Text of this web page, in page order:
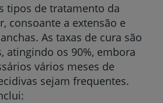
tipos de tratamento da
consoante a extensão e
As taxas de cura são
atingindo os 90%, embora
vários meses de
sejam frequentes.